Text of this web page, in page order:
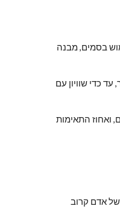
של אדם קרוב